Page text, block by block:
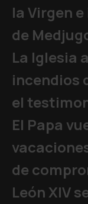
la Virgen
de
La Iglesia
incendios
el
El Papa
de
León XIV